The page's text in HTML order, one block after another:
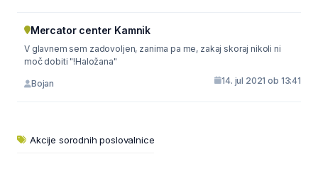
Mercator center Kamnik
V glavnem sem zadovoljen, zanima pa me, zakaj skoraj nikoli ni
moč dobiti "!Haložana"
Bojan 14. jul 2021 ob 13:41
Akcije sorodnih poslovalnice